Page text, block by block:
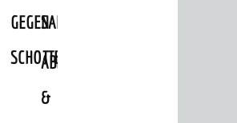
GEGEN
SCHOTTERGÄRTEN
SANIERUNG/WAIDSEE
ABFALL
&